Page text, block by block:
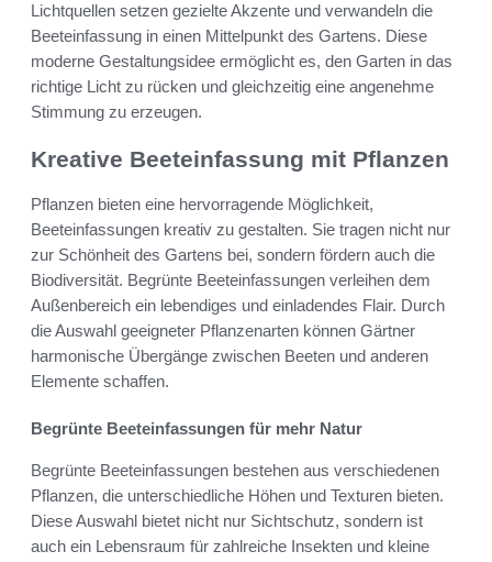
Lichtquellen setzen gezielte Akzente und verwandeln die
Beeteinfassung in einen Mittelpunkt des Gartens. Diese
moderne Gestaltungsidee ermöglicht es, den Garten in das
richtige Licht zu rücken und gleichzeitig eine angenehme
Stimmung zu erzeugen.
Kreative Beeteinfassung mit Pflanzen
Pflanzen bieten eine hervorragende Möglichkeit,
Beeteinfassungen kreativ zu gestalten. Sie tragen nicht nur
zur Schönheit des Gartens bei, sondern fördern auch die
Biodiversität. Begrünte Beeteinfassungen verleihen dem
Außenbereich ein lebendiges und einladendes Flair. Durch
die Auswahl geeigneter Pflanzenarten können Gärtner
harmonische Übergänge zwischen Beeten und anderen
Elemente schaffen.
Begrünte Beeteinfassungen für mehr Natur
Begrünte Beeteinfassungen bestehen aus verschiedenen
Pflanzen, die unterschiedliche Höhen und Texturen bieten.
Diese Auswahl bietet nicht nur Sichtschutz, sondern ist
auch ein Lebensraum für zahlreiche Insekten und kleine